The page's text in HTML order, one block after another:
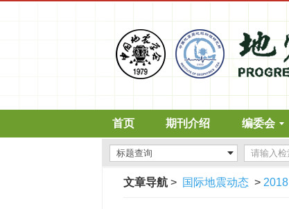
首页 期刊介绍 编委会
文章导航 > 国际地震动态 > 2018